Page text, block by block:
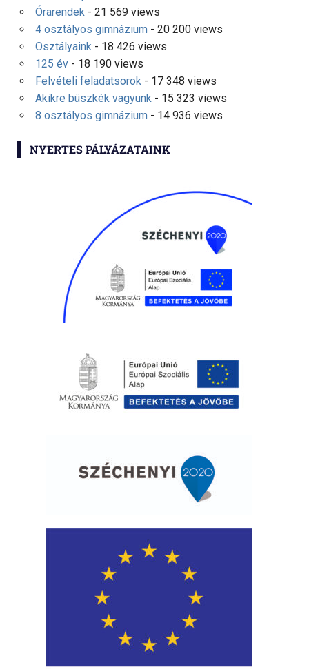
Órarendek- 21 569 views
4 osztályos gimnázium- 20 200 views
Osztályaink- 18 426 views
125 év- 18 190 views
Felvételi feladatsorok- 17 348 views
Akikre büszkék vagyunk- 15 323 views
8 osztályos gimnázium- 14 936 views
NYERTES PÁLYÁZATAINK